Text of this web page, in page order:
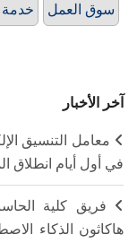
خدمة سوق العمل
آخر الأخبار
في أول أيام انطلاق
فريق كلية
هاكاثون الذكاء